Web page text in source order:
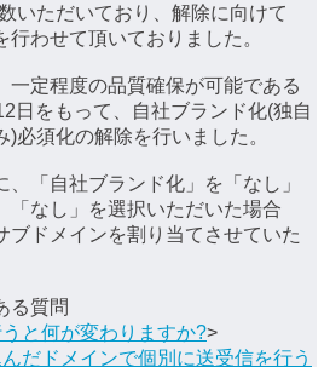
いただいており、解除に向けて
わせて頂いておりました。
一定程度の品質確保が可能である
日をもって、自社ブランド化(独自
)必須化の解除を行いました。
「自社ブランド化」を「なし」
「なし」を選択いただいた場合
ブドメインを割り当てさせていた
る質問
と何が変わりますか?>
だドメインで個別に送受信を行う